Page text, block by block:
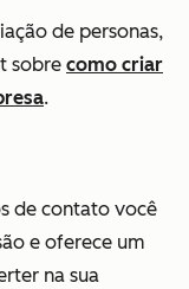
de personas,
sobre como criar
.
de contato você
e oferece um
na sua